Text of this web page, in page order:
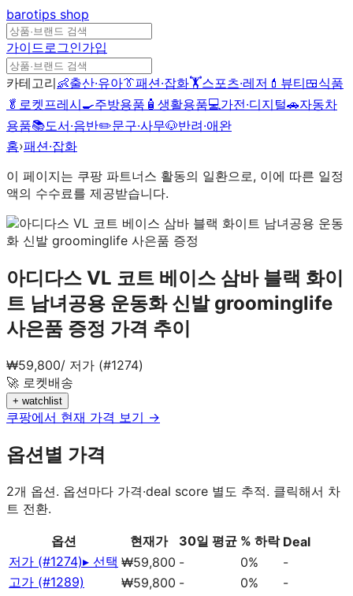
barotips shop
가이드로그인가입
카테고리👶출산·유아👔패션·잡화🏋️스포츠·레저 💄 뷰티🍱식품
🥬 로켓프레시🍳주방용품 🧴 생활용품💻가전·디지털🚗자동차
용품📚도서·음반✏️문구·사무🐶반려·애완
홈›패션·잡화
이 페이지는 쿠팡 파트너스 활동의 일환으로, 이에 따른 일정
액의 수수료를 제공받습니다.
아디다스 VL 코트 베이스 삼바 블랙 화이
트 남녀공용 운동화 신발 groominglife
사은품 증정 가격 추이
₩59,800/ 저가 (#1274)
🚀 로켓배송
+ watchlist
쿠팡에서 현재 가격 보기 →
옵션별 가격
2개 옵션. 옵션마다 가격·deal score 별도 추적. 클릭해서 차
트 전환.
옵션 현재가 30일 평균 % 하락 Deal
저가 (#1274)▸ 선택 ₩59,800 - 0%
-
고가 (#1289)
₩59,800 - 0% -